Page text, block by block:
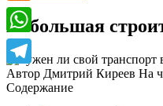
Небольшая
Автор Дмитрий Киреев На
Содержание
Odnoklassniki
WhatsApp
Telegram